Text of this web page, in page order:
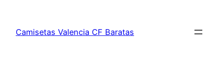
contenido
Camisetas Valencia CF Baratas